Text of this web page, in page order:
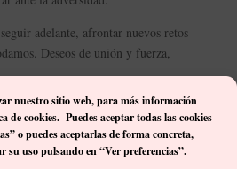
nuestro sitio web, para más información
de cookies. Puedes aceptar todas las cookies
o puedes aceptarlas de forma concreta,
su uso pulsando en “Ver preferencias”.
adelante, afrontar nuevos retos
Deseos de unión y fuerza,
muchas ganas, desdeDogArtes
les deseamos una Feliz Navidad y un
2021.